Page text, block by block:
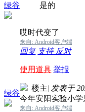
绿谷 是的
哎时代变了
来自: Android客户端
回复 支持 反对
使用道具 举报
绿谷
楼主| 发表于
今年安阳实验小
来自: Android客户端